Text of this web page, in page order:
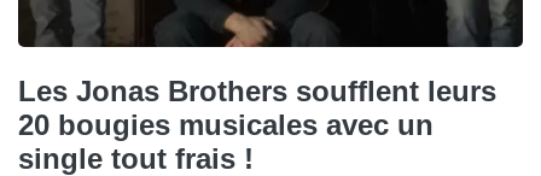
Les Jonas Brothers soufflent leurs
20 bougies musicales avec un
single tout frais !